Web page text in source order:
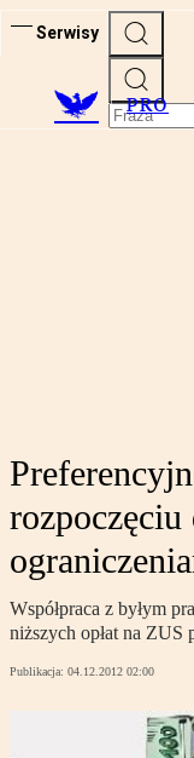
Serwisy
PRO
rozpoczęciu
Współpraca z byłym
niższych opłat na ZUS
Publikacja: 04.12.2012 02:00